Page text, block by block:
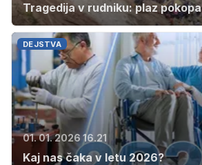
Tragedija v rudniku: plaz
DEJSTVA
01. 01. 2026 16.21
Kaj nas čaka v letu 2026?